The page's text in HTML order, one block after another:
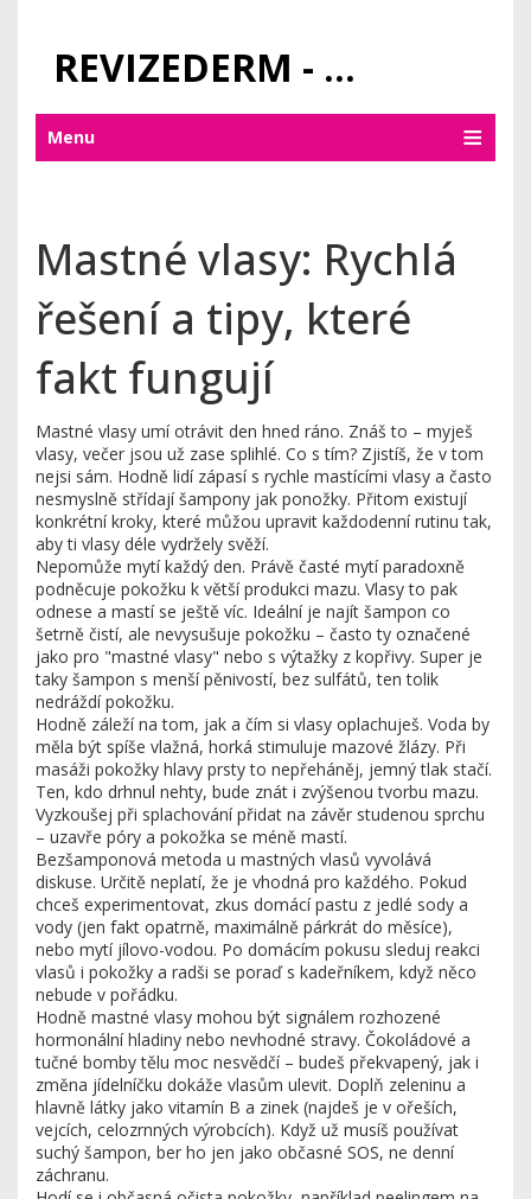
REVIZEDERM - PÉČE O KŮŽI A KOSMETIKA
Menu
Mastné vlasy: Rychlá
řešení a tipy, které
fakt fungují
Mastné vlasy umí otrávit den hned ráno. Znáš to – myješ
vlasy, večer jsou už zase splihlé. Co s tím? Zjistíš, že v tom
nejsi sám. Hodně lidí zápasí s rychle mastícími vlasy a často
nesmyslně střídají šampony jak ponožky. Přitom existují
konkrétní kroky, které můžou upravit každodenní rutinu tak,
aby ti vlasy déle vydržely svěží.
Nepomůže mytí každý den. Právě časté mytí paradoxně
podněcuje pokožku k větší produkci mazu. Vlasy to pak
odnese a mastí se ještě víc. Ideální je najít šampon co
šetrně čistí, ale nevysušuje pokožku – často ty označené
jako pro "mastné vlasy" nebo s výtažky z kopřivy. Super je
taky šampon s menší pěnivostí, bez sulfátů, ten tolik
nedráždí pokožku.
Hodně záleží na tom, jak a čím si vlasy oplachuješ. Voda by
měla být spíše vlažná, horká stimuluje mazové žlázy. Při
masáži pokožky hlavy prsty to nepřeháněj, jemný tlak stačí.
Ten, kdo drhnul nehty, bude znát i zvýšenou tvorbu mazu.
Vyzkoušej při splachování přidat na závěr studenou sprchu
– uzavře póry a pokožka se méně mastí.
Bezšamponová metoda u mastných vlasů vyvolává
diskuse. Určitě neplatí, že je vhodná pro každého. Pokud
chceš experimentovat, zkus domácí pastu z jedlé sody a
vody (jen fakt opatrně, maximálně párkrát do měsíce),
nebo mytí jílovo-vodou. Po domácím pokusu sleduj reakci
vlasů i pokožky a radši se poraď s kadeřníkem, když něco
nebude v pořádku.
Hodně mastné vlasy mohou být signálem rozhozené
hormonální hladiny nebo nevhodné stravy. Čokoládové a
tučné bomby tělu moc nesvědčí – budeš překvapený, jak i
změna jídelníčku dokáže vlasům ulevit. Doplň zeleninu a
hlavně látky jako vitamín B a zinek (najdeš je v ořeších,
vejcích, celozrnných výrobcích). Když už musíš používat
suchý šampon, ber ho jen jako občasné SOS, ne denní
záchranu.